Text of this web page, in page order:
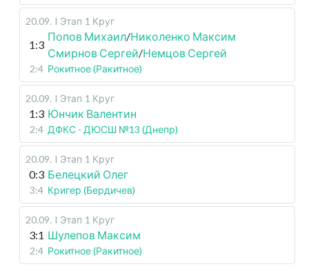
20.09. I Этап 1 Круг
1:3
Попов Михаил/Николенко Максим
Смирнов Сергей/Немцов Сергей
2:4 Рокитное (Ракитное)
20.09. I Этап 1 Круг
1:3 Юнчик Валентин
2:4 ДФКС - ДЮСШ №13 (Днепр)
20.09. I Этап 1 Круг
0:3 Белецкий Олег
3:4 Кригер (Бердичев)
20.09. I Этап 1 Круг
3:1 Шулепов Максим
2:4 Рокитное (Ракитное)